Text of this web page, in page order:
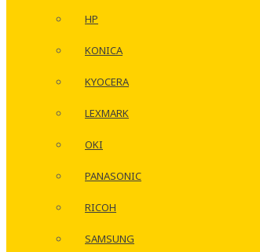
HP
KONICA
KYOCERA
LEXMARK
OKI
PANASONIC
RICOH
SAMSUNG